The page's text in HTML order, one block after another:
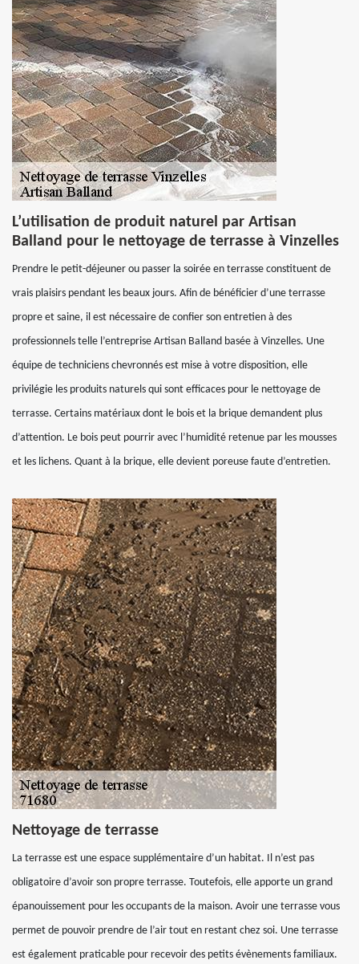
L’utilisation de produit naturel par Artisan
Balland pour le nettoyage de terrasse à Vinzelles
Prendre le petit-déjeuner ou passer la soirée en terrasse constituent de
vrais plaisirs pendant les beaux jours. Afin de bénéficier d’une terrasse
propre et saine, il est nécessaire de confier son entretien à des
professionnels telle l’entreprise Artisan Balland basée à Vinzelles. Une
équipe de techniciens chevronnés est mise à votre disposition, elle
privilégie les produits naturels qui sont efficaces pour le nettoyage de
terrasse. Certains matériaux dont le bois et la brique demandent plus
d’attention. Le bois peut pourrir avec l’humidité retenue par les mousses
et les lichens. Quant à la brique, elle devient poreuse faute d’entretien.
Nettoyage de terrasse
La terrasse est une espace supplémentaire d’un habitat. Il n’est pas
obligatoire d’avoir son propre terrasse. Toutefois, elle apporte un grand
épanouissement pour les occupants de la maison. Avoir une terrasse vous
permet de pouvoir prendre de l’air tout en restant chez soi. Une terrasse
est également praticable pour recevoir des petits évènements familiaux.